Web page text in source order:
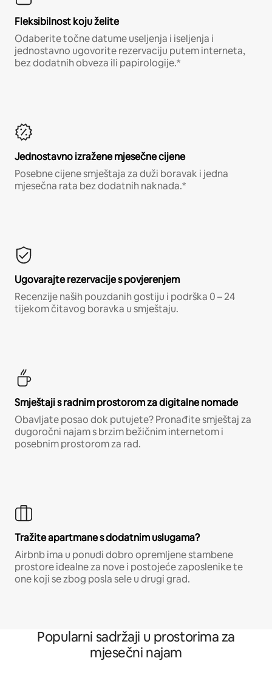
Fleksibilnost koju želite
Odaberite točne datume useljenja i iseljenja i
jednostavno ugovorite rezervaciju putem interneta,
bez dodatnih obveza ili papirologije.*
Jednostavno izražene mjesečne cijene
Posebne cijene smještaja za duži boravak i jedna
mjesečna rata bez dodatnih naknada.*
Ugovarajte rezervacije s povjerenjem
Recenzije naših pouzdanih gostiju i podrška 0 – 24
tijekom čitavog boravka u smještaju.
Smještaji s radnim prostorom za digitalne nomade
Obavljate posao dok putujete? Pronađite smještaj za
dugoročni najam s brzim bežičnim internetom i
posebnim prostorom za rad.
Tražite apartmane s dodatnim uslugama?
Airbnb ima u ponudi dobro opremljene stambene
prostore idealne za nove i postojeće zaposlenike te
one koji se zbog posla sele u drugi grad.
Popularni sadržaji u prostorima za
mjesečni najam